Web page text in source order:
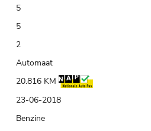
5
5
2
Automaat
20.816 KM
23-06-2018
Benzine